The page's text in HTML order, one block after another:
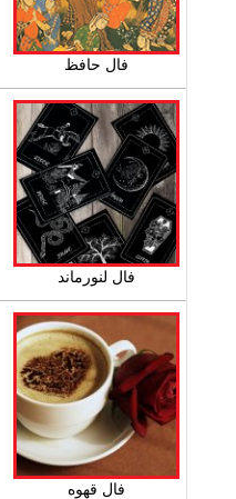
فال حافظ
فال لنورماند
فال قهوه